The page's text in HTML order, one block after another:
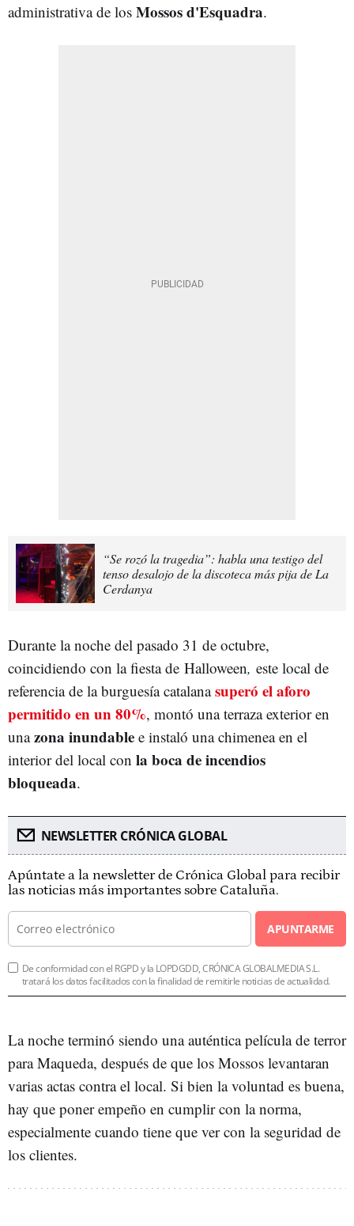
administrativa de los Mossos d'Esquadra.
“Se rozó la tragedia”: habla una testigo del
tenso desalojo de la discoteca más pija de La
Cerdanya
Durante la noche del pasado 31 de octubre,
coincidiendo con la fiesta de Halloween, este local de
referencia de la burguesía catalanasuperó el aforo
permitido en un 80%, montó una terraza exterior en
unazona inundable e instaló una chimenea en el
interior del local con la boca de incendios
bloqueada.
NEWSLETTER CRÓNICA GLOBAL
Apúntate a la newsletter de Crónica Global para recibir
las noticias más importantes sobre Cataluña.
APUNTARME
De conformidad con el RGPD y la LOPDGDD, CRÓNICA GLOBALMEDIA S.L.
tratará los datos facilitados con la finalidad de remitirle noticias de actualidad.
La noche terminó siendo una auténtica película de terror
para Maqueda, después de que los Mossos levantaran
varias actas contra el local. Si bien la voluntad es buena,
hay que poner empeño en cumplir con la norma,
especialmente cuando tiene que ver con la seguridad de
los clientes.